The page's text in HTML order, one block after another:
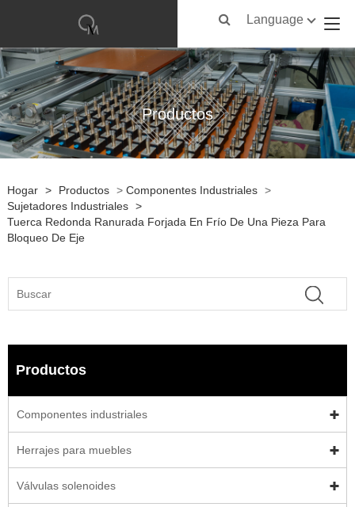
Language
Productos
Hogar > Productos > Componentes Industriales >
Sujetadores Industriales >
Tuerca Redonda Ranurada Forjada En Frío De Una Pieza Para
Bloqueo De Eje
Productos
Componentes industriales
Herrajes para muebles
Válvulas solenoides